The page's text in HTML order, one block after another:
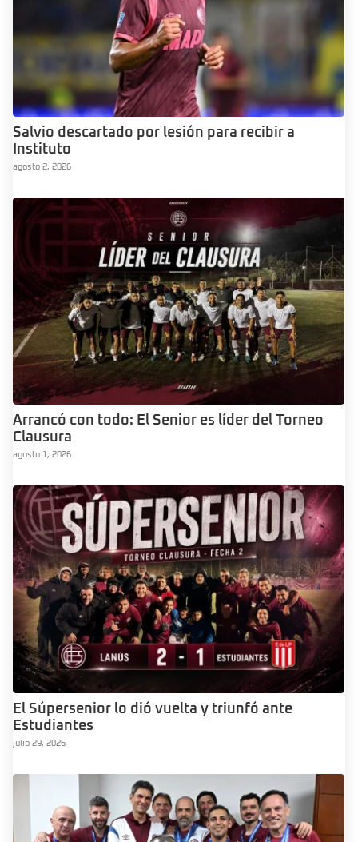
Salvio descartado por lesión para recibir a
Instituto
agosto 2, 2026
Arrancó con todo: El Senior es líder del Torneo
Clausura
agosto 1, 2026
El Súpersenior lo dió vuelta y triunfó ante
Estudiantes
julio 29, 2026